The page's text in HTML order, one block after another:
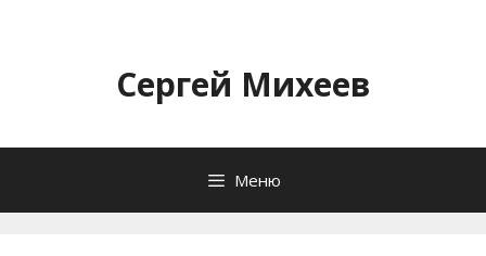
содержимомуСергей Михеев
Меню